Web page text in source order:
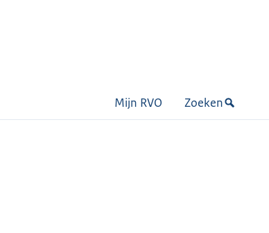
Mijn RVO Zoeken